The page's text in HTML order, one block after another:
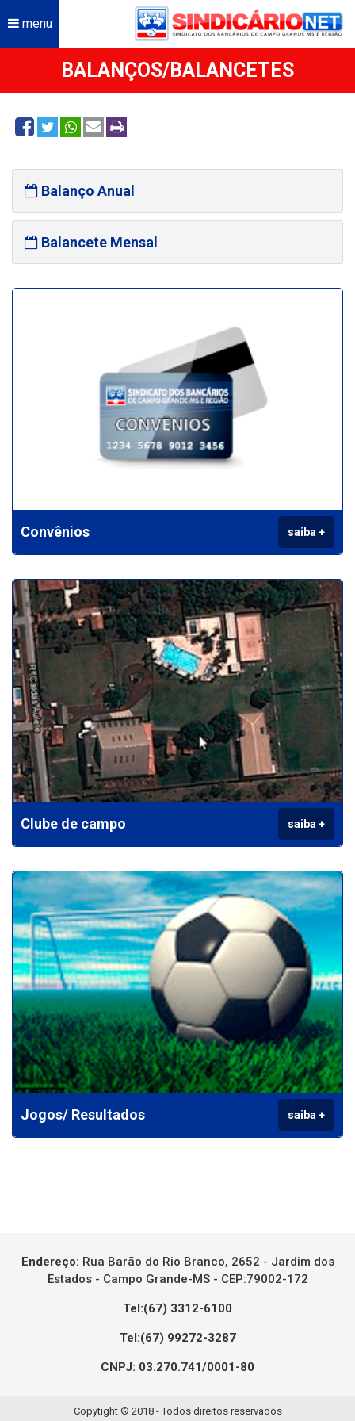
menu
BALANÇOS/BALANCETES
Balanço Anual
Balancete Mensal
Convênios saiba +
Clube de campo saiba +
Jogos/ Resultados saiba +
Endereço: Rua Barão do Rio Branco, 2652 - Jardim dos
Estados - Campo Grande-MS - CEP:79002-172
Tel:(67) 3312-6100
Tel:(67) 99272-3287
CNPJ: 03.270.741/0001-80
Copytight ® 2018 - Todos direitos reservados